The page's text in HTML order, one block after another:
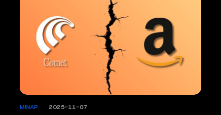
MINAP 2025-11-07